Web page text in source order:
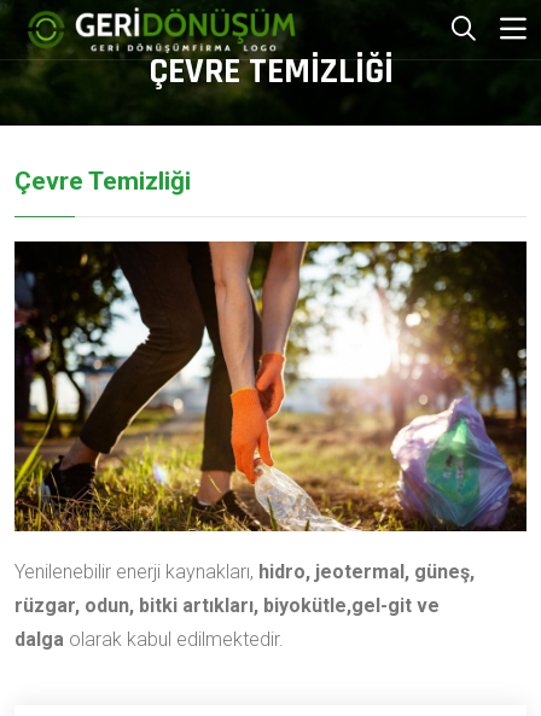
ÇEVRE TEMIZLIĞI
Çevre Temizliği
Yenilenebilir enerji kaynakları, hidro, jeotermal, güneş,
rüzgar, odun, bitki artıkları, biyokütle,gel-git ve
dalga olarak kabul edilmektedir.